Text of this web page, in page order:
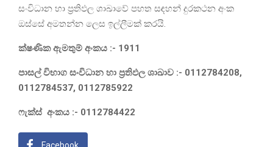
සංවිධාන හා ප්‍රතිඵල ශාඛාවේ පහත සඳහන් දුරකථන අංක
ඔස්සේ අමතන්න ලෙස ඉල්ලීමක් කරයි.
ක්ෂණික ඇමතුම් අංකය :- 1911
පාසල් විභාග සංවිධාන හා ප්‍රතිඵල ශාඛාව :- 0112784208,
0112784537, 0112785922
ෆැක්ස් අංකය :- 0112784422